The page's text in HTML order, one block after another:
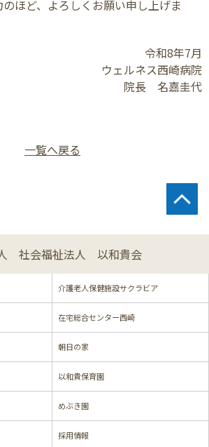
ほど、よろしくお願い申し上げま
令和8年7月
ウェルネス西崎病院
院長 名嘉圭代
一覧へ戻る
社会福祉法人 以和貴会
介護老人保健施設サクラビア
在宅総合センター西崎
朝日の家
以和貴保育園
めぶき園
採用情報